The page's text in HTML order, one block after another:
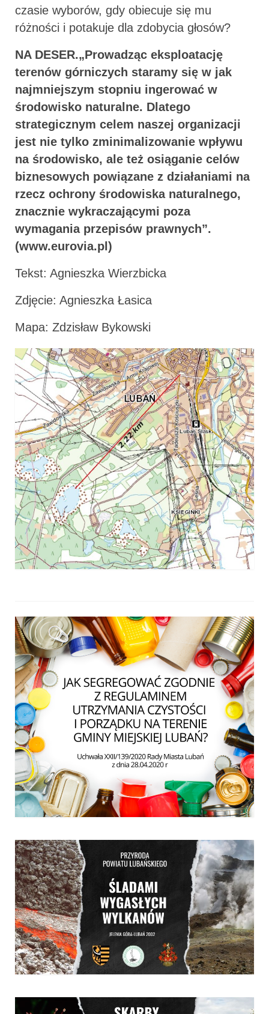
czasie wyborów, gdy obiecuje się mu
różności i potakuje dla zdobycia głosów?
NA DESER.„Prowadząc eksploatację
terenów górniczych staramy się w jak
najmniejszym stopniu ingerować w
środowisko naturalne. Dlatego
strategicznym celem naszej organizacji
jest nie tylko zminimalizowanie wpływu
na środowisko, ale też osiąganie celów
biznesowych powiązane z działaniami na
rzecz ochrony środowiska naturalnego,
znacznie wykraczającymi poza
wymagania przepisów prawnych”.
(www.eurovia.pl)
Tekst: Agnieszka Wierzbicka
Zdjęcie: Agnieszka Łasica
Mapa: Zdzisław Bykowski